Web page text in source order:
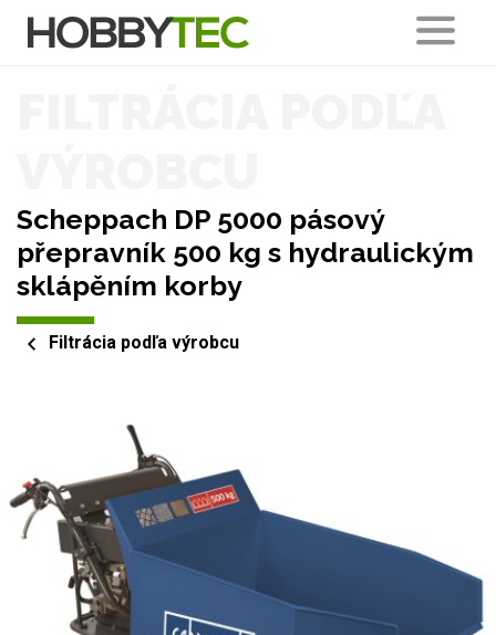
Scheppach DP 5000 pásový
přepravník 500 kg s hydraulickým
sklápěním korby
Filtrácia podľa výrobcu